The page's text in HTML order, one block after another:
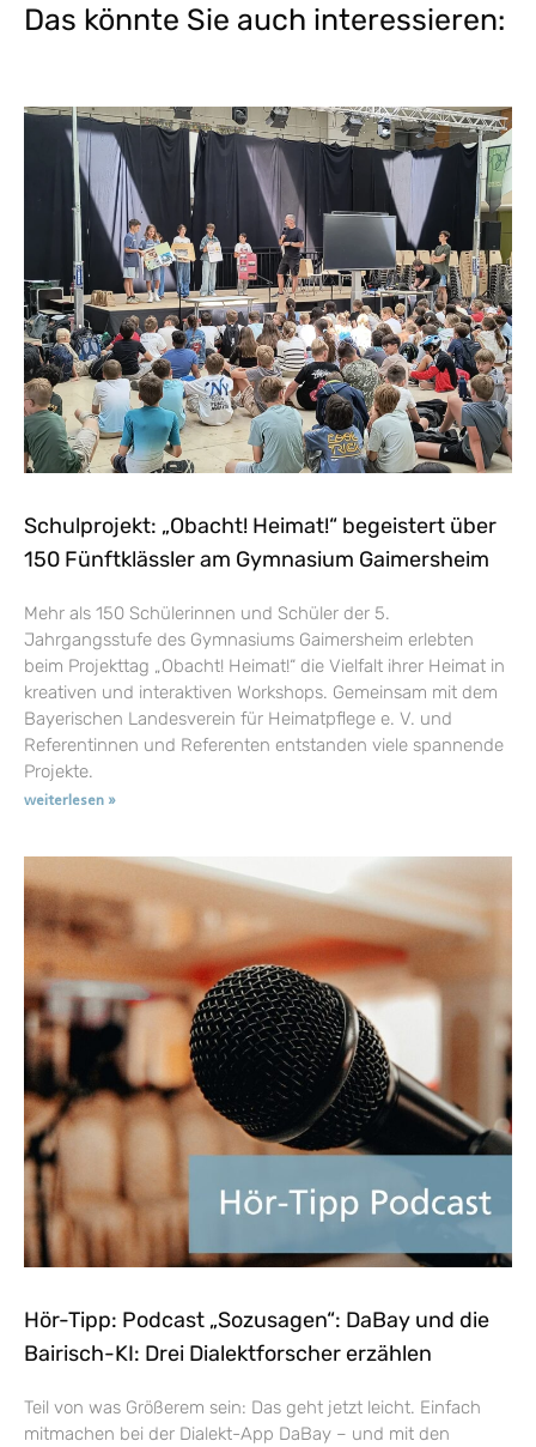
Das könnte Sie auch interessieren:
Schulprojekt: „Obacht! Heimat!“ begeistert über
150 Fünftklässler am Gymnasium Gaimersheim
Mehr als 150 Schülerinnen und Schüler der 5.
Jahrgangsstufe des Gymnasiums Gaimersheim erlebten
beim Projekttag „Obacht! Heimat!“ die Vielfalt ihrer Heimat in
kreativen und interaktiven Workshops. Gemeinsam mit dem
Bayerischen Landesverein für Heimatpflege e. V. und
Referentinnen und Referenten entstanden viele spannende
Projekte.
weiterlesen »
Hör-Tipp: Podcast „Sozusagen“: DaBay und die
Bairisch-KI: Drei Dialektforscher erzählen
Teil von was Größerem sein: Das geht jetzt leicht. Einfach
mitmachen bei der Dialekt-App DaBay – und mit den